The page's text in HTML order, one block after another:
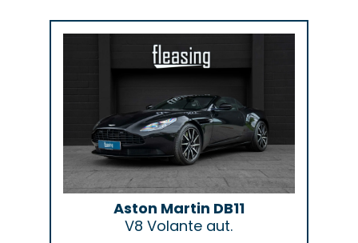
Aston Martin DB11
V8 Volante aut.